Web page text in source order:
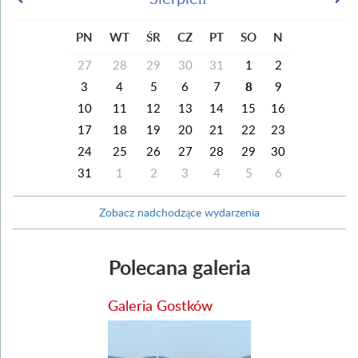
PN WT ŚR CZ PT SO N
27 28 29 30 31 1
2
3
4 5 6 7 8
9
10
11 12 13 14 15
16
17
18 19 20 21 22
23
24
25 26 27 28 29
30
31
1 2 3 4 5 6
Zobacz nadchodzące wydarzenia
Polecana galeria
Galeria Gostków